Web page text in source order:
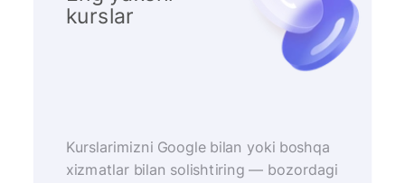
kurslar
Kurslarimizni Google bilan yoki boshqa
xizmatlar bilan solishtiring — bozordagi